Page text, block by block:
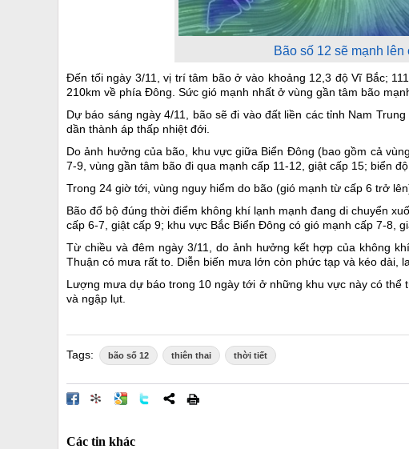
Bão số 12 sẽ mạnh
Đến tối ngày 3/11, vị trí tâm bão ở vào khoảng 12,3 độ Vĩ Bắc;
210km về phía Đông. Sức gió mạnh nhất ở vùng gần tâm bão
Dự báo sáng ngày 4/11, bão sẽ đi vào đất liền các tỉnh Nam
dần thành áp thấp nhiệt đới.
Do ảnh hưởng của bão, khu vực giữa Biển Đông (bao gồm cả
7-9, vùng gần tâm bão đi qua mạnh cấp 11-12, giật cấp 15; biển
Trong 24 giờ tới, vùng nguy hiểm do bão (gió mạnh từ cấp 6 trở
Bão đổ bộ đúng thời điểm không khí lạnh mạnh đang di chuyển
cấp 6-7, giật cấp 9; khu vực Bắc Biển Đông có gió mạnh cấp 7-8,
Từ chiều và đêm ngày 3/11, do ảnh hưởng kết hợp của không
Thuận có mưa rất to. Diễn biến mưa lớn còn phức tạp và kéo dài,
Lượng mưa dự báo trong 10 ngày tới ở những khu vực này có
và ngập lụt.
Tags: bão số 12 thiên thai thời tiết
Các tin khác